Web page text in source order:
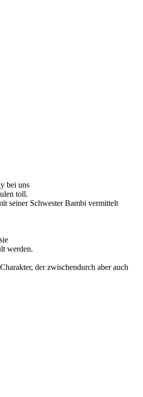
bei uns
toll.
seiner Schwester Bambi vermittelt
werden.
der zwischendurch aber auch